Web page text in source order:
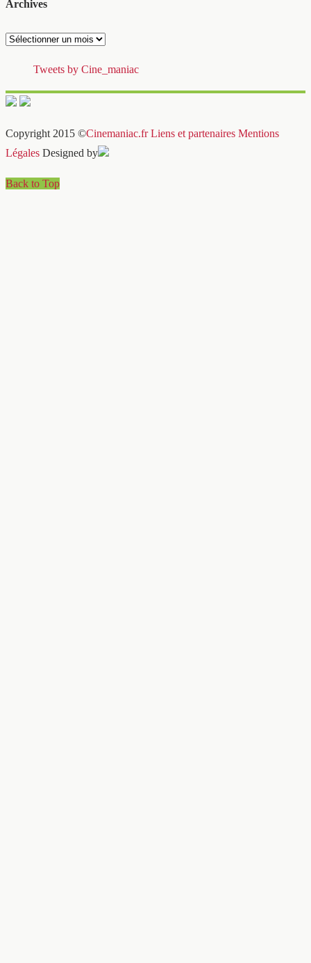
Archives
Archives
Tweets by Cine_maniac
Copyright 2015 ©Cinemaniac.fr Liens et partenaires Mentions
Légales Designed by
Back to Top